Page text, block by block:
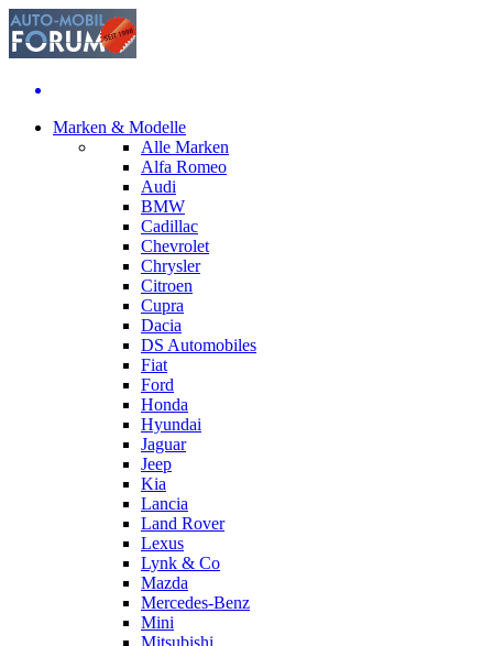
Marken & Modelle
Alle Marken
Alfa Romeo
Audi
BMW
Cadillac
Chevrolet
Chrysler
Citroen
Cupra
Dacia
DS Automobiles
Fiat
Ford
Honda
Hyundai
Jaguar
Jeep
Kia
Lancia
Land Rover
Lexus
Lynk & Co
Mazda
Mercedes-Benz
Mini
Mitsubishi